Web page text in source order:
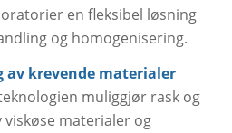
en fleksibel løsning
og homogenisering.
av krevende materialer
muliggjør rask og
materialer og